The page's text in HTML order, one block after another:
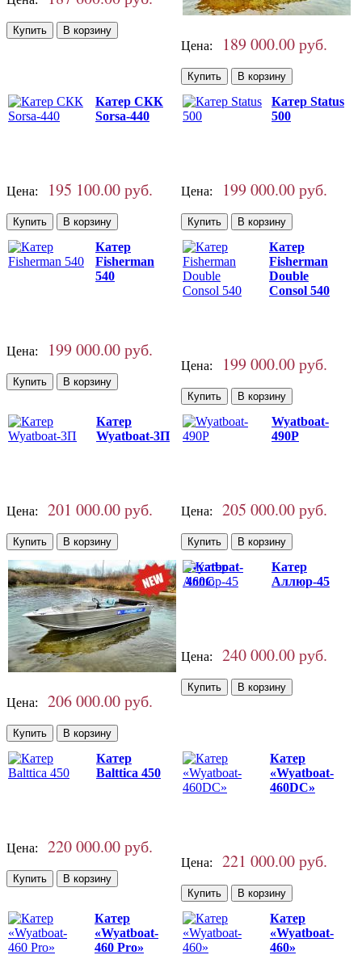
Цена: 189 000.00 руб.
Катер СКК
Sorsa-440
Цена: 195 100.00 руб.
Катер Status
500
Цена: 199 000.00 руб.
Катер
Fisherman
540
Цена: 199 000.00 руб.
Катер
Fisherman
Double
Consol 540
Цена: 199 000.00 руб.
Катер
Wyatboat-3П
Цена: 201 000.00 руб.
Wyatboat-
490P
Цена: 205 000.00 руб.
Wyatboat-
460C
Цена: 206 000.00 руб.
Катер
Аллюр-45
Цена: 240 000.00 руб.
Катер
Balttica 450
Цена: 220 000.00 руб.
Катер
«Wyatboat-
460DC»
Цена: 221 000.00 руб.
Катер
«Wyatboat-
460 Pro»
Катер
«Wyatboat-
460»